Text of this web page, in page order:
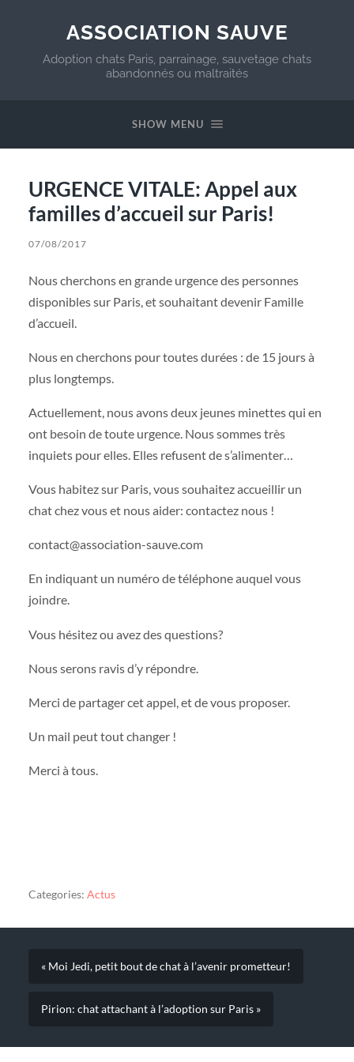
ASSOCIATION SAUVE
Adoption chats Paris, parrainage, sauvetage chats
abandonnés ou maltraités
SHOW MENU
URGENCE VITALE: Appel aux
familles d’accueil sur Paris!
07/08/2017
Nous cherchons en grande urgence des personnes
disponibles sur Paris, et souhaitant devenir Famille
d’accueil.
Nous en cherchons pour toutes durées : de 15 jours à
plus longtemps.
Actuellement, nous avons deux jeunes minettes qui en
ont besoin de toute urgence. Nous sommes très
inquiets pour elles. Elles refusent de s’alimenter…
Vous habitez sur Paris, vous souhaitez accueillir un
chat chez vous et nous aider: contactez nous !
contact@association-sauve.com
En indiquant un numéro de téléphone auquel vous
joindre.
Vous hésitez ou avez des questions?
Nous serons ravis d’y répondre.
Merci de partager cet appel, et de vous proposer.
Un mail peut tout changer !
Merci à tous.
Categories: Actus
« Moi Jedi, petit bout de chat à l’avenir prometteur!
Pirion: chat attachant à l’adoption sur Paris »